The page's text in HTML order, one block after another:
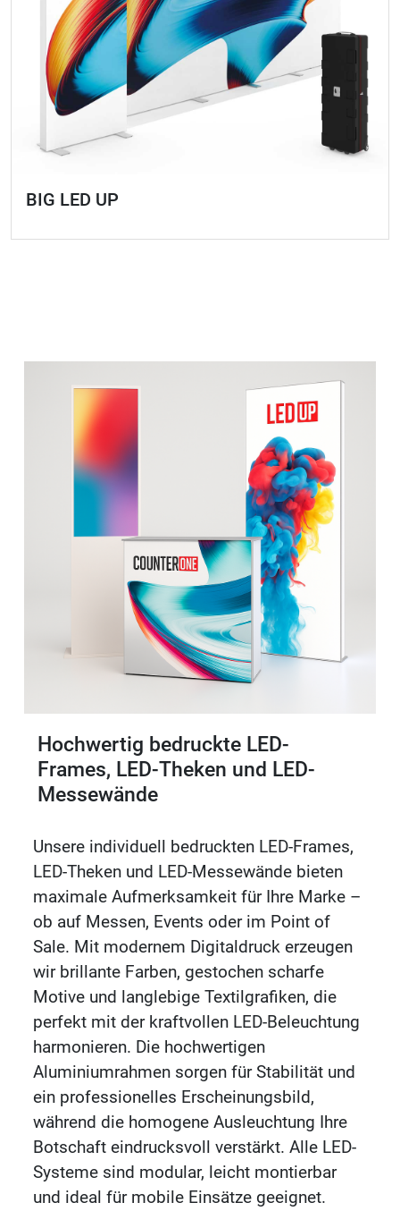
BIG LED UP
Hochwertig bedruckte LED-
Frames, LED-Theken und LED-
Messewände
Unsere individuell bedruckten LED-Frames,
LED-Theken und LED-Messewände bieten
maximale Aufmerksamkeit für Ihre Marke –
ob auf Messen, Events oder im Point of
Sale. Mit modernem Digitaldruck erzeugen
wir brillante Farben, gestochen scharfe
Motive und langlebige Textilgrafiken, die
perfekt mit der kraftvollen LED-Beleuchtung
harmonieren. Die hochwertigen
Aluminiumrahmen sorgen für Stabilität und
ein professionelles Erscheinungsbild,
während die homogene Ausleuchtung Ihre
Botschaft eindrucksvoll verstärkt. Alle LED-
Systeme sind modular, leicht montierbar
und ideal für mobile Einsätze geeignet.